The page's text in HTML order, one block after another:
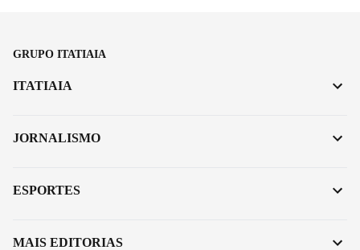
GRUPO ITATIAIA
ITATIAIA
JORNALISMO
ESPORTES
MAIS EDITORIAS